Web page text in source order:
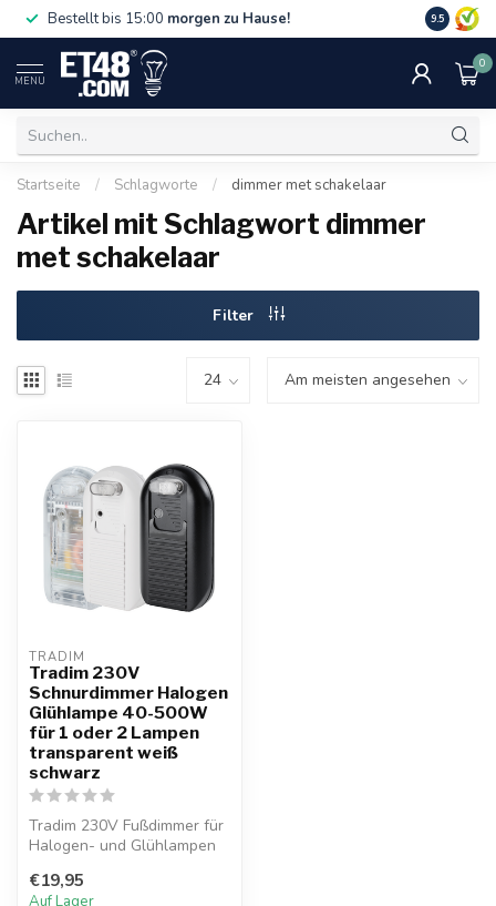
Bestellt bis 15:00 morgen zu Hause! 75 €. Nur
9.5
MENU
0
Startseite / Schlagworte / dimmer met schakelaar
Artikel mit Schlagwort dimmer
met schakelaar
Filter
TRADIM
Tradim 230V
Schnurdimmer Halogen
Glühlampe 40-500W
für 1 oder 2 Lampen
transparent weiß
schwarz
Tradim 230V Fußdimmer für
Halogen- und Glühlampen
Ausführ...
€19,95
Auf Lager